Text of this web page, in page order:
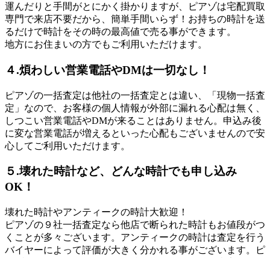
運んだりと手間がとにかく掛かりますが、ピアゾは宅配買取
専門で来店不要だから、簡単手間いらず！お持ちの時計を送
るだけで時計をその時の最高値で売る事ができます。
地方にお住まいの方でもご利用いただけます。
４.煩わしい営業電話やDMは一切なし！
ピアゾの一括査定は他社の一括査定とは違い、「現物一括査
定」なので、お客様の個人情報が外部に漏れる心配は無く、
しつこい営業電話やDMが来ることはありません。申込み後
に変な営業電話が増えるといった心配もございませんので安
心してご利用いただけます。
５.壊れた時計など、どんな時計でも申し込み
OK！
壊れた時計やアンティークの時計大歓迎！
ピアゾの９社一括査定なら他店で断られた時計もお値段がつ
くことが多々ございます。アンティークの時計は査定を行う
バイヤーによって評価が大きく分かれる事がございます。ピ